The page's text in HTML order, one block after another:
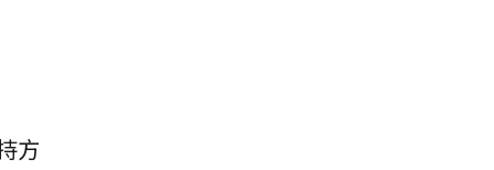
方